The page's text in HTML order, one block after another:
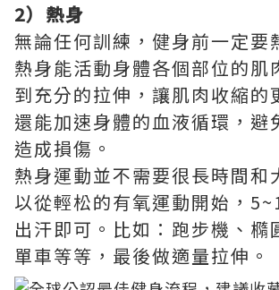
2）熱身
無論任何訓練，健身前一定要
熱身能活動身體各個部位的肌
到充分的拉伸，讓肌肉收縮的
還能加速身體的血液循環，避
造成損傷。
熱身運動並不需要很長時間和
以從輕松的有氧運動開始，
出汗即可。比如：跑步機、橢
單車等等，最後做適量拉伸。